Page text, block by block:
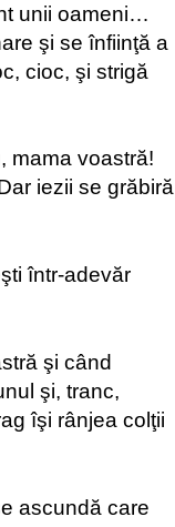
unii oameni…
şi se înfiinţă a
cioc, şi strigă
mama voastră!
iezii se grăbiră
într-adevăr
şi când
şi, tranc,
îşi rânjea colţii
ascundă care